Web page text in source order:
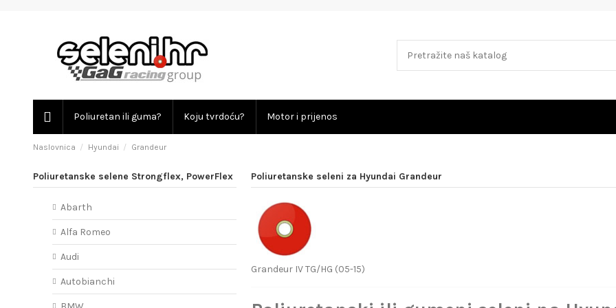
Poliuretan ili guma? Koju tvrdoću? Motor i prijenos
Naslovnica Hyundai Grandeur
Poliuretanske seleni za Hyundai Grandeur
Grandeur IV TG/HG (05-15)
Poliuretanske selene Strongflex, PowerFlex
Abarth
Alfa Romeo
Audi
Autobianchi